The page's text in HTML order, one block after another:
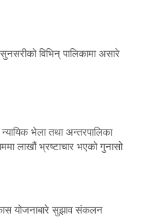
विभिन् पालिकामा असारे
भेला तथा अन्तरपालिका
लाखौं भ्रष्टाचार भएको गुनासो
योजनाबारे सुझाव संकलन